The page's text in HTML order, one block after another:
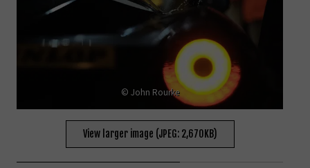
© John Rourke
View larger image (JPEG: 2,670KB)